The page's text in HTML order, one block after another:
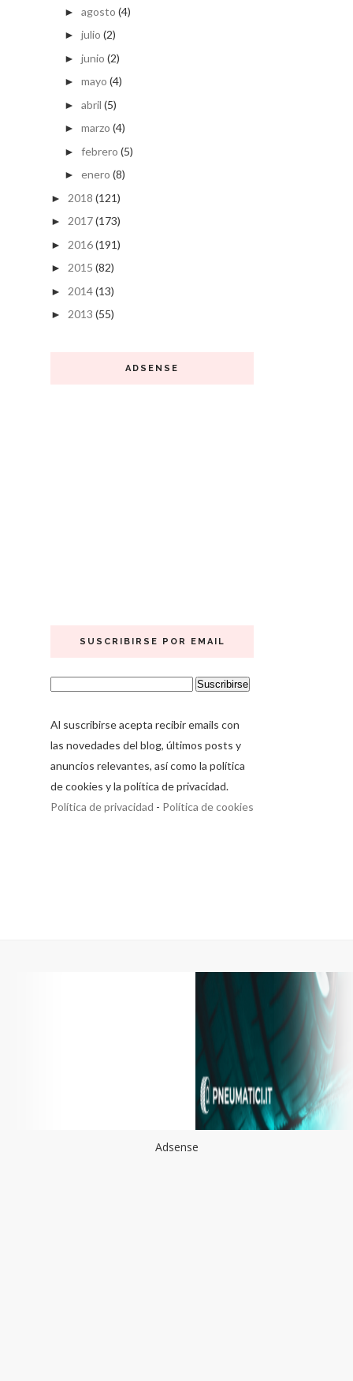
► agosto (4)
► julio (2)
► junio (2)
► mayo (4)
► abril (5)
► marzo (4)
► febrero (5)
► enero (8)
► 2018 (121)
► 2017(173)
► 2016(191)
► 2015 (82)
► 2014(13)
► 2013 (55)
ADSENSE
SUSCRIBIRSE POR EMAIL
Al suscribirse acepta recibir emails con
las novedades del blog, últimos posts y
anuncios relevantes, así como la política
de cookies y la política de privacidad.
Política de privacidad - Política de cookies
Adsense